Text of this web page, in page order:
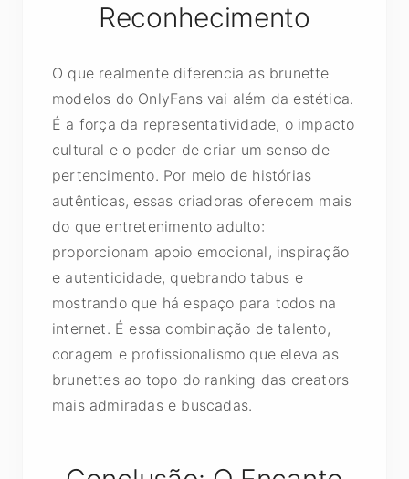
Reconhecimento
O que realmente diferencia as brunette
modelos do OnlyFans vai além da estética.
É a força da representatividade, o impacto
cultural e o poder de criar um senso de
pertencimento. Por meio de histórias
autênticas, essas criadoras oferecem mais
do que entretenimento adulto:
proporcionam apoio emocional, inspiração
e autenticidade, quebrando tabus e
mostrando que há espaço para todos na
internet. É essa combinação de talento,
coragem e profissionalismo que eleva as
brunettes ao topo do ranking das creators
mais admiradas e buscadas.